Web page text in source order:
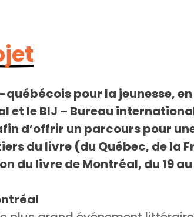
québécois pour la jeunesse,
et le BIJ – Bureau
d’offrir un parcours pour
du livre (du Québec, de la
du livre de Montréal, du 19